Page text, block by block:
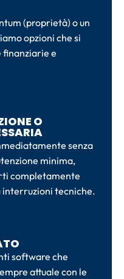
(proprietà) o un
opzioni che si
finanziarie e
O
senza
minima,
completamente
interruzioni tecniche.
software che
attuale con le